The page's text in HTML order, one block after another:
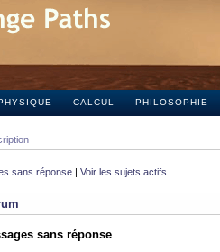
CALCUL PHILOSOPHIE
sans réponse | Voir les sujets actifs
sans réponse